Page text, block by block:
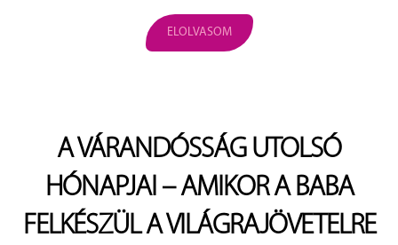
ELOLVASOM
A VÁRANDÓSSÁG UTOLSÓ
HÓNAPJAI – AMIKOR A BABA
FELKÉSZÜL A VILÁGRAJÖVETELRE